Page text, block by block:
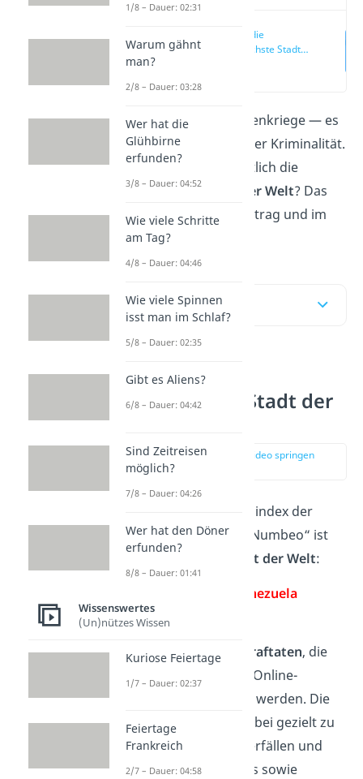
Was ist die
gefährlichste Stadt
Drogen, Gewalt, Bandenkriege — es
gibt viele Orte mit hoher Kriminalität.
Doch welche ist eigentlich die
gefährlichste Stadt der Welt? Das
erfährst du hier im Beitrag und im
Video!
Inhaltsübersicht
Was ist die
gefährlichste Stadt der
zur Stelle im Video springen
Laut dem Kriminalitätsindex der
globalen Datenbank „Numbeo“ ist
diegefährlichste Stadt der Welt:
Caracas in Venezuela
Der Index basiert auf
Einschätzungen zu Straftaten, die
von Usern weltweit in Online-
Umfragen abgegeben werden. Die
Teilnehmer werden dabei gezielt zu
ihren Ängsten vor Überfällen und
Einbrüchen, Rassismus sowie
1/8 – Dauer: 02:31
Warum gähnt
man?
2/8 – Dauer: 03:28
Wer hat die
Glühbirne
erfunden?
3/8 – Dauer: 04:52
Wie viele Schritte
am Tag?
4/8 – Dauer: 04:46
Wie viele Spinnen
isst man im Schlaf?
5/8 – Dauer: 02:35
Gibt es Aliens?
6/8 – Dauer: 04:42
Sind Zeitreisen
möglich?
7/8 – Dauer: 04:26
Wer hat den Döner
erfunden?
8/8 – Dauer: 01:41
Wissenswertes
(Un)nützes Wissen
Kuriose Feiertage
1/7 – Dauer: 02:37
Feiertage
Frankreich
2/7 – Dauer: 04:58